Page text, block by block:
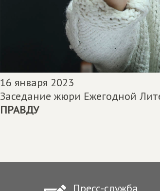
16 января 2023
Заседание жюри Ежегодной
ПРАВДУ
Пресс-служба